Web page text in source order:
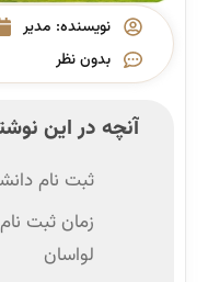
نویسنده: مدیر
بدون نظر
آنچه در این
ثبت نام
زمان ثبت
لواسان